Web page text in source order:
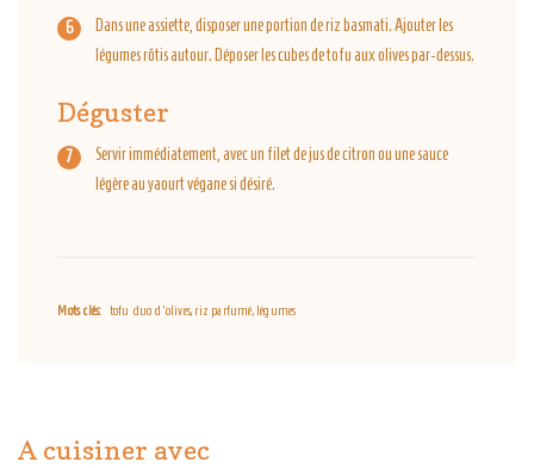
Dans une assiette, disposer une portion de riz basmati. Ajouter les
légumes rôtis autour. Déposer les cubes de tofu aux olives par-dessus.
Déguster
Servir immédiatement, avec un filet de jus de citron ou une sauce
légère au yaourt végane si désiré.
Mots clés: tofu duo d'olives, riz parfumé, légumes
A cuisiner avec